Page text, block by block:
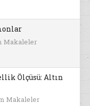
Makaleler
Ölçüsü: Altın
Makaleler